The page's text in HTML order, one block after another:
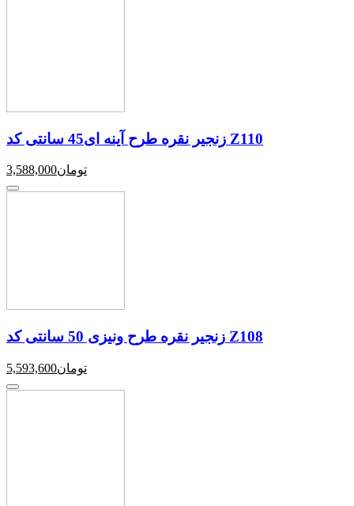
زنجیر نقره طرح آینه ای45 سانتی کد Z110
3,588,000تومان
زنجیر نقره طرح ونیزی 50 سانتی کد Z108
5,593,600تومان